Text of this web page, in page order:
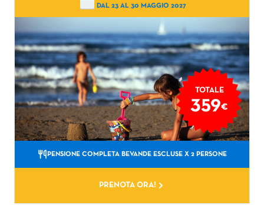
DAL 23 AL 30 MAGGIO 2027
TOTALE
359€
PENSIONE COMPLETA BEVANDE ESCLUSE X 2 PERSONE
PRENOTA ORA!